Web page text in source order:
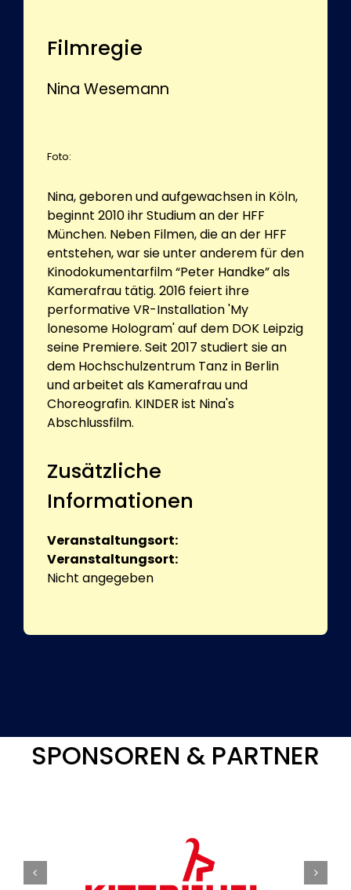
Filmregie
Nina Wesemann
Foto:
Nina, geboren und aufgewachsen in Köln,
beginnt 2010 ihr Studium an der HFF
München. Neben Filmen, die an der HFF
entstehen, war sie unter anderem für den
Kinodokumentarfilm “Peter Handke” als
Kamerafrau tätig. 2016 feiert ihre
performative VR-Installation 'My
lonesome Hologram' auf dem DOK Leipzig
seine Premiere. Seit 2017 studiert sie an
dem Hochschulzentrum Tanz in Berlin
und arbeitet als Kamerafrau und
Choreografin. KINDER ist Nina's
Abschlussfilm.
Zusätzliche
Informationen
Veranstaltungsort:
Veranstaltungsort:
Nicht angegeben
SPONSOREN & PARTNER